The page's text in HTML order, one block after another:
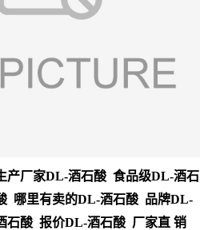
产厂家DL-酒石酸 食品级DL-酒石
哪里有卖的DL-酒石酸 品牌DL-
石酸 报价DL-酒石酸 厂家直 销